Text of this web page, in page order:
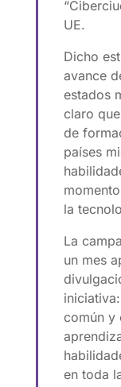
UE.
Dicho
avance
estados
claro
de
países
la
La
un mes
común y
en toda